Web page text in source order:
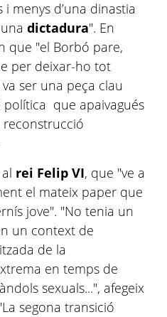
menys d’una dinastia
dictadura". En
que "el Borbó pare,
per deixar-ho tot
va ser una peça clau
que apaivagués
reconstrucció
rei Felip VI, que "ve a
el mateix paper que
jove". "No tenia un
un context de
de la
en temps de
sexuals...", afegeix
segona transició